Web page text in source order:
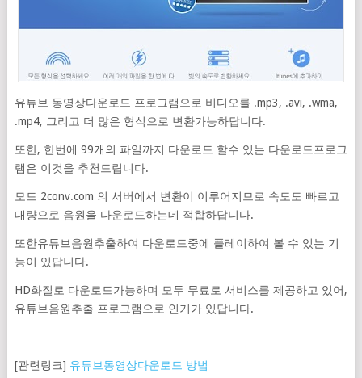
유튜브 동영상다운로드 프로그램으로 비디오를 .mp3, .avi, .wma,
.mp4, 그리고 더 많은 형식으로 변환가능하답니다.
또한, 한번에 99개의 파일까지 다운로드 할수 있는 다운로드프로그
램은 이것을 추천드립니다.
모드 2conv.com 의 서버에서 변환이 이루어지므로 속도도 빠르고
대량으로 음원을 다운로드하는데 적합하답니다.
또한유튜브음원추출하여 다운로드중에 플레이하여 볼 수 있는 기
능이 있답니다.
HD화질로 다운로드가능하며 모두 무료로 서비스를 제공하고 있어,
유튜브음원추출 프로그램으로 인기가 있답니다.
[관련링크] 유튜브동영상다운로드 방법